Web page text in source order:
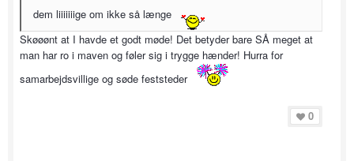
dem liiiiiiige om ikke så længe
Skøøønt at I havde et godt møde! Det betyder bare SÅ meget at
man har ro i maven og føler sig i trygge hænder! Hurra for
samarbejdsvillige og søde feststeder
0